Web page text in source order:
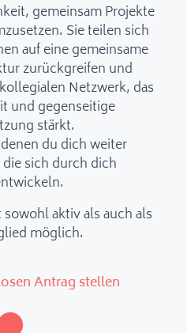
gemeinsam Projekte
Sie teilen sich
auf eine gemeinsame
zurückgreifen und
Netzwerk, das
und gegenseitige
stärkt.
du dich weiter
sich durch dich
aktiv als auch als
möglich.
Antrag stellen